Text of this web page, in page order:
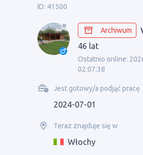
ID: 41500
Archiwum
46 lat
Ostatnio online:
02:07:38
Jest gotowy/a podjąć pracę
2024-07-01
Teraz znajduje się w
Włochy